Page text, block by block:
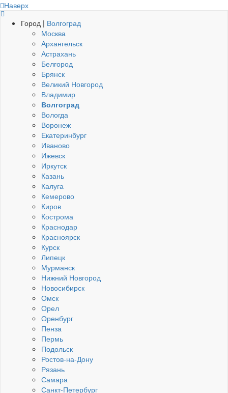
Наверх
Город | Волгоград
Москва
Архангельск
Астрахань
Белгород
Брянск
Великий Новгород
Владимир
Волгоград
Вологда
Воронеж
Екатеринбург
Иваново
Ижевск
Иркутск
Казань
Калуга
Кемерово
Киров
Кострома
Краснодар
Красноярск
Курск
Липецк
Мурманск
Нижний Новгород
Новосибирск
Омск
Орел
Оренбург
Пенза
Пермь
Подольск
Ростов-на-Дону
Рязань
Самара
Санкт-Петербург